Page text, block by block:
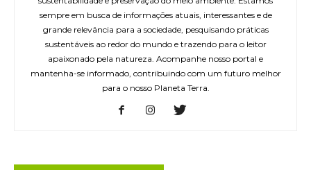
sempre em busca de informações atuais, interessantes e de
grande relevância para a sociedade, pesquisando práticas
sustentáveis ao redor do mundo e trazendo para o leitor
apaixonado pela natureza. Acompanhe nosso portal e
mantenha-se informado, contribuindo com um futuro melhor
para o nosso Planeta Terra.